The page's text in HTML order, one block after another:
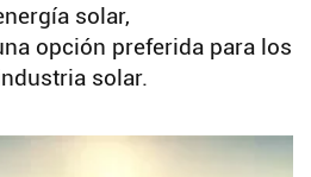
solar,
opción preferida para los
solar.